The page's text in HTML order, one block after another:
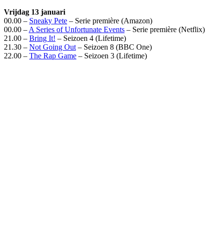
Vrijdag 13 januari
00.00 – Sneaky Pete – Serie première (Amazon)
00.00 – A Series of Unfortunate Events – Serie première (Netflix)
21.00 – Bring It! – Seizoen 4 (Lifetime)
21.30 – Not Going Out – Seizoen 8 (BBC One)
22.00 – The Rap Game – Seizoen 3 (Lifetime)